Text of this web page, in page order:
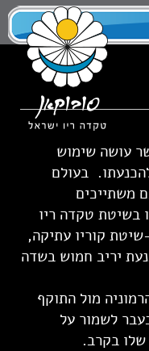
עושה שימוש
בעולם
משתייכים
בשיטת טקדה ריו
קוריו עתיקה,
יריב חמוש בשדה
מול התוקף
לשמור על
שלו בקרב.